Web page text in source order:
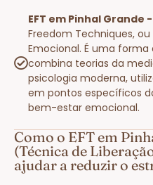
EFT em Pinhal Grande -
Freedom Techniques,
Emocional. É uma
combina teorias da
psicologia moderna,
em pontos específicos
bem-estar emocional.
Como o EFT em
(Técnica de
ajudar a reduzir o